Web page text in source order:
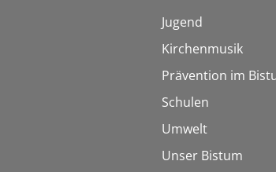
Jugend
Kirchenmusik
Prävention im
Schulen
Umwelt
Unser Bistum